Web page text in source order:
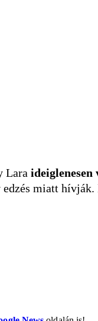
Lara ideiglenesen
miatt